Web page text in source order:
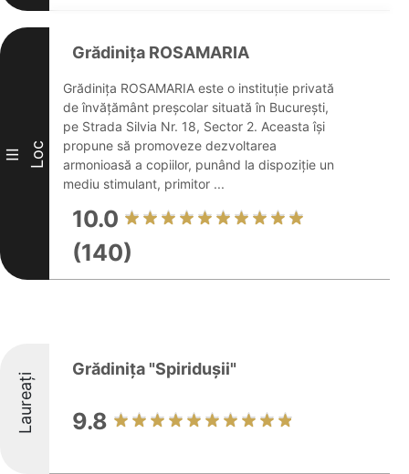
III Loc
Grădiniţa ROSAMARIA
Grădinița ROSAMARIA este o instituție privată
de învățământ preșcolar situată în București,
pe Strada Silvia Nr. 18, Sector 2. Aceasta își
propune să promoveze dezvoltarea
armonioasă a copiilor, punând la dispoziție un
mediu stimulant, primitor ...
10.0
(140)
Laureați
Grădiniţa "Spiridușii"
9.8